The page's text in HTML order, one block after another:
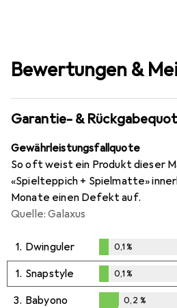
Bewertungen &
Garantie- &
Gewährleistungsfallquote
So oft weist ein Produkt dieser
«Spielteppich + Spielmatte»
Monate einen Defekt auf.
Quelle: Galaxus
1. Dwinguler
0,1%
0,1%
1. Snapstyle
0,1%
0,1%
3. Babyono 0,2 %